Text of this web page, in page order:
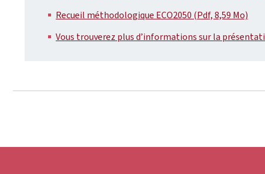
Recueil méthodologique ECO2050 (Pdf, 8,59 Mo)
Vous trouverez plus d’informations sur la